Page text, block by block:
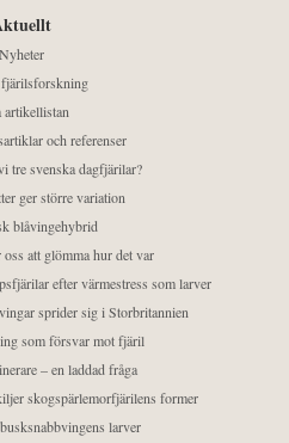
Nyheter
artikellistan
och referenser
tre svenska dagfjärilar?
ger större variation
blåvingehybrid
att glömma hur det var
efter värmestress som larver
sprider sig i Storbritannien
som försvar mot fjäril
– en laddad fråga
skogspärlemorfjärilens former
larver